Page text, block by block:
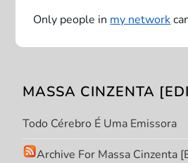
ã
o
d
e
P
Only people in my network
MASSA CINZENTA
Todo Cérebro É Uma Emissora
Archive For Massa Cinzenta